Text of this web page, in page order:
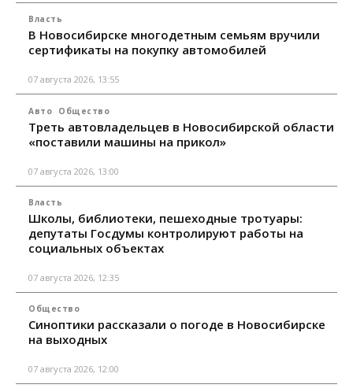
Власть
В Новосибирске многодетным семьям вручили
сертификаты на покупку автомобилей
07 августа 2026, 13:55
Авто Общество
Треть автовладельцев в Новосибирской области
«поставили машины на прикол»
07 августа 2026, 13:00
Власть
Школы, библиотеки, пешеходные тротуары:
депутаты Госдумы контролируют работы на
социальных объектах
07 августа 2026, 12:35
Общество
Синоптики рассказали о погоде в Новосибирске
на выходных
07 августа 2026, 12:00